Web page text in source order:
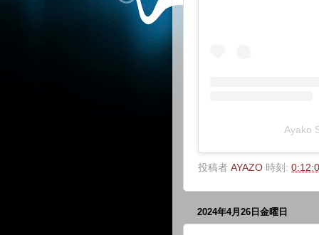
Ayako
投稿者 AYAZO 時刻:
2024年4月26日金曜日